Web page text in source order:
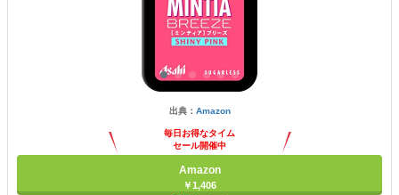
出典： Amazon
毎日お得なタイム
セール開催中
Amazon
￥1,406